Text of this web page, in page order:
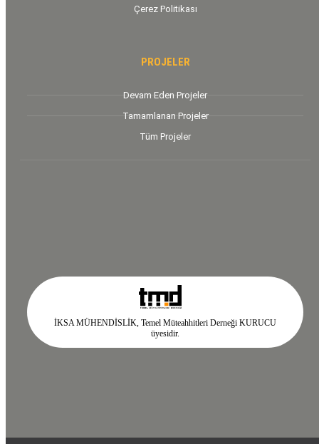
Çerez Politikası
PROJELER
Devam Eden Projeler
Tamamlanan Projeler
Tüm Projeler
İKSA MÜHENDİSLİK, Temel Müteahhitleri Derneği KURUCU
üyesidir.